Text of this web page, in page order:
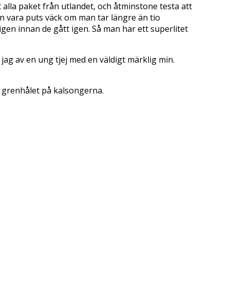
paket från utlandet, och åtminstone testa att
vara puts väck om man tar längre än tio
innan de gått igen. Så man har ett superlitet
av en ung tjej med en väldigt märklig min.
på kalsongerna.